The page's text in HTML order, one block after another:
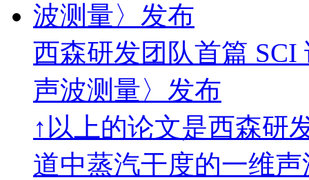
西森研发团队首篇
声波测量〉发布
↑以上的论文是西森研
道中蒸汽干度的一维